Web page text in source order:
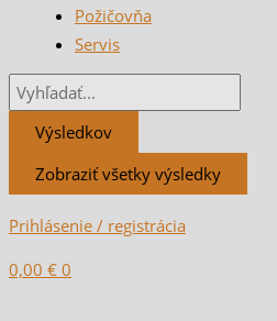
Požičovňa
Servis
Výsledkov
Zobraziť všetky výsledky
Prihlásenie / registrácia
0,00 € 0